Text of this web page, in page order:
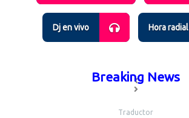
Dj en vivo Hora radial
Breaking News
Traductor